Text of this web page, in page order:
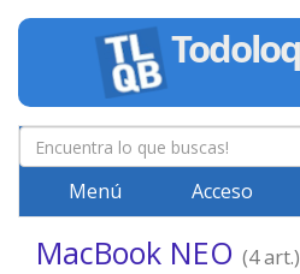
Menú Acceso
MacBook NEO (4 art.)